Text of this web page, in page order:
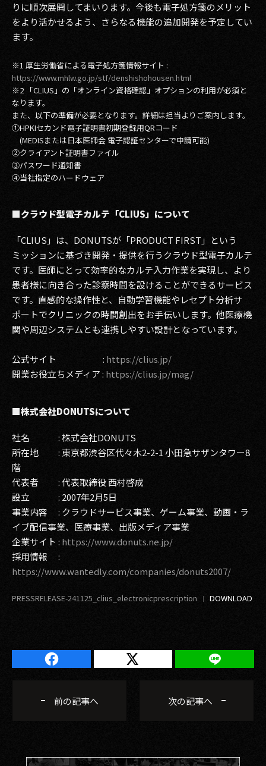
2016
2014
2013
2012
2011
りに順次展開してまいります。今後も電子処方箋のメリット
をより活かせるよう、さらなる機能の追加開発を予定してい
ます。
※1 厚生労働省による電子処方箋情報サイト :
https://www.mhlw.go.jp/stf/denshishohousen.html
※2 「CLIUS」の「オンライン資格確認」オプションの利用が必須と
なります。
また、以下の準備が必要となります。詳細は担当よりご案内します。
①HPKIセカンド電子証明書初期登録用QRコード
(MEDISまたは日本医師会 電子認証センターで申請可能)
②クライアント証明書ファイル
③パスワード通知書
④当社指定のハードウェア
■クラウド型電子カルテ「CLIUS」について
「CLIUS」は、DONUTSが「PRODUCT FIRST」という
ミッションに基づき開発・提供を行うクラウド型電子カルテ
です。医師にとって効率的なカルテ入力作業を実現し、より
患者様に向き合った診察時間を設けることができるサービス
です。直感的な操作性と、自動学習機能やレセプト分析サ
ポートでクリニックの時間創出をお手伝いします。他医療機
関や周辺システムとも連携しやすい設計となっています。
公式サイト : https://clius.jp/
開業お役立ちメディア : https://clius.jp/mag/
■株式会社DONUTSについて
社名 : 株式会社DONUTS
所在地 : 東京都渋谷区代々木2-2-1 小田急サザンタワー8
階
代表者 : 代表取締役 西村啓成
設立 : 2007年2月5日
事業内容 : クラウドサービス事業、ゲーム事業、動画・ラ
イブ配信事業、医療事業、出版メディア事業
企業サイト : https://www.donuts.ne.jp/
採用情報 :
https://www.wantedly.com/companies/donuts2007/
PRESSRELEASE-241125_clius_electronicprescription
前の記事へ 次の記事へ